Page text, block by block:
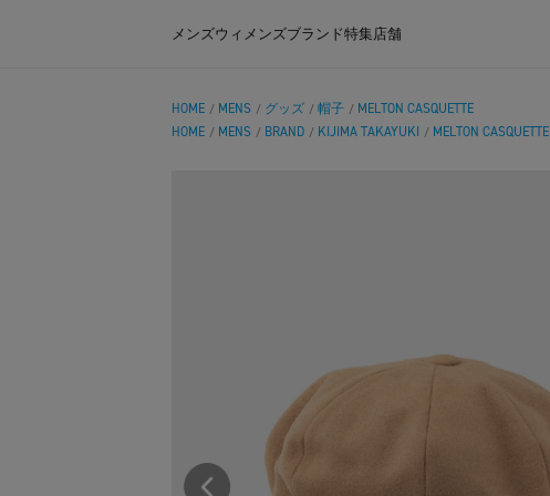
メンズウィメンズブランド特集店舗
HOME / MENS / グッズ / 帽子 / MELTON CASQUETTE
HOME / MENS / BRAND / KIJIMA TAKAYUKI / MELTON CASQUETTE